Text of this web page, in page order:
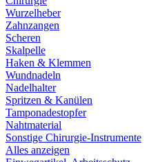
Wurzelheber
Zahnzangen
Scheren
Skalpelle
Haken & Klemmen
Wundnadeln
Nadelhalter
Spritzen & Kanülen
Tamponadestopfer
Nahtmaterial
Sonstige Chirurgie-Instrumente
Alles anzeigen